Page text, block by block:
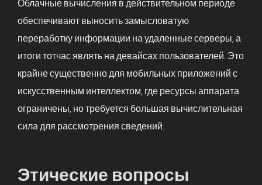
Облачные вычисления в действительном периоде
обеспечивают выносить замысловатую
переработку информации на удаленные серверы, а
итоги тотчас являть на девайсах пользователей. Это
крайне существенно для мобильных приложений с
искусственным интеллектом, где ресурсы аппарата
ограничены, но требуется большая вычислительная
сила для рассмотрения сведений.
Этические вопросы